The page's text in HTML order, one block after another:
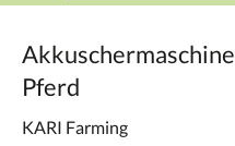
Pferd
KARI Farming